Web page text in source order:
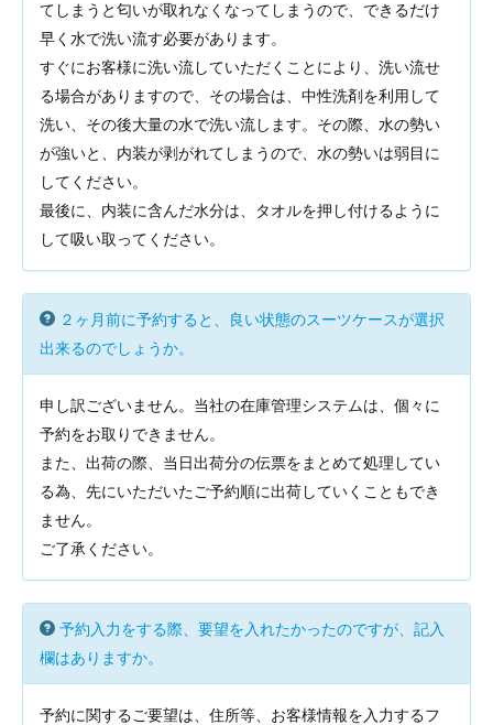
てしまうと匂いが取れなくなってしまうので、できるだけ
早く水で洗い流す必要があります。
すぐにお客様に洗い流していただくことにより、洗い流せ
る場合がありますので、その場合は、中性洗剤を利用して
洗い、その後大量の水で洗い流します。その際、水の勢い
が強いと、内装が剥がれてしまうので、水の勢いは弱目に
してください。
最後に、内装に含んだ水分は、タオルを押し付けるように
して吸い取ってください。
２ヶ月前に予約すると、良い状態のスーツケースが選択
出来るのでしょうか。
申し訳ございません。当社の在庫管理システムは、個々に
予約をお取りできません。
また、出荷の際、当日出荷分の伝票をまとめて処理してい
る為、先にいただいたご予約順に出荷していくこともでき
ません。
ご了承ください。
予約入力をする際、要望を入れたかったのですが、記入
欄はありますか。
予約に関するご要望は、住所等、お客様情報を入力するフ